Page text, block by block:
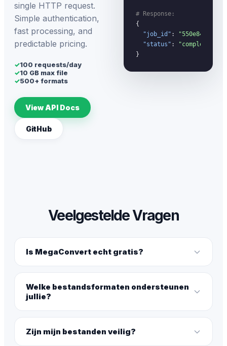
single HTTP request.
Simple authentication,
fast processing, and
predictable pricing.
✓100 requests/day
✓10 GB max file
✓500+ formats
View API Docs
GitHub
# Response:
{
"job_id" :
"550e8400-
"status" :
"completed"
}
Veelgestelde Vragen
Is MegaConvert echt gratis?
Welke bestandsformaten ondersteunen
jullie?
Zijn mijn bestanden veilig?